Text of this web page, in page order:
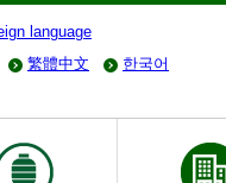
language
繁體中文 한국어